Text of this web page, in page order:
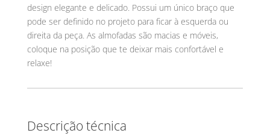
design elegante e delicado. Possui um único braço que
pode ser definido no projeto para ficar à esquerda ou
direita da peça. As almofadas são macias e móveis,
coloque na posição que te deixar mais confortável e
relaxe!
Descrição técnica